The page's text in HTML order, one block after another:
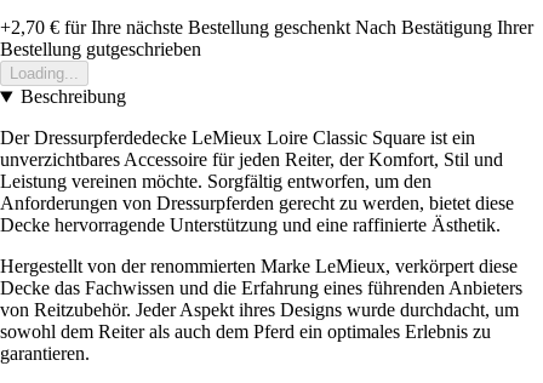
+2,70 € für Ihre nächste Bestellung geschenkt Nach Bestätigung Ihrer
Bestellung gutgeschrieben
Loading...
Beschreibung
Der Dressurpferdedecke LeMieux Loire Classic Square ist ein
unverzichtbares Accessoire für jeden Reiter, der Komfort, Stil und
Leistung vereinen möchte. Sorgfältig entworfen, um den
Anforderungen von Dressurpferden gerecht zu werden, bietet diese
Decke hervorragende Unterstützung und eine raffinierte Ästhetik.
Hergestellt von der renommierten Marke LeMieux, verkörpert diese
Decke das Fachwissen und die Erfahrung eines führenden Anbieters
von Reitzubehör. Jeder Aspekt ihres Designs wurde durchdacht, um
sowohl dem Reiter als auch dem Pferd ein optimales Erlebnis zu
garantieren.